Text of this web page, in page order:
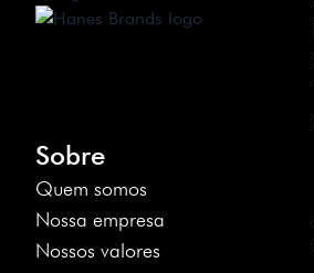
Sobre
Quem somos
Nossa empresa
Nossos valores